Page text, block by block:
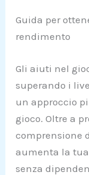
Guida per
rendimento
Gli aiuti nel
superando i
un approccio
gioco. Oltre a
comprensione
aumenta la
senza